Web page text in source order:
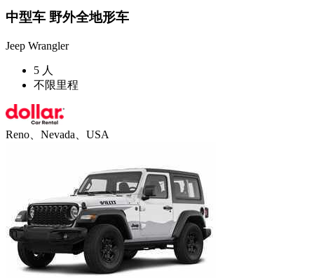
中型车 野外全地形车
Jeep Wrangler
5 人
不限里程
Reno、Nevada、USA